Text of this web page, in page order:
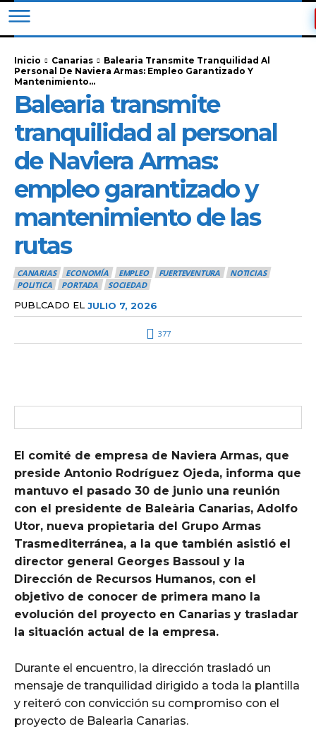
Inicio Canarias
Balearia Transmite Tranquilidad Al
Personal De Naviera Armas: Empleo Garantizado Y
Mantenimiento...
Balearia transmite
tranquilidad al personal
de Naviera Armas:
empleo garantizado y
mantenimiento de las
rutas
CANARIAS ECONOMÍA EMPLEO FUERTEVENTURA
NOTICIAS
POLITICA
PORTADA SOCIEDAD
PUBLCADO EL JULIO 7, 2026
377
El comité de empresa de Naviera Armas, que
preside Antonio Rodríguez Ojeda, informa que
mantuvo el pasado 30 de junio una reunión
con el presidente de Baleària Canarias, Adolfo
Utor, nueva propietaria del Grupo Armas
Trasmediterránea, a la que también asistió el
director general Georges Bassoul y la
Dirección de Recursos Humanos, con el
objetivo de conocer de primera mano la
evolución del proyecto en Canarias y trasladar
la situación actual de la empresa.
Durante el encuentro, la dirección trasladó un
mensaje de tranquilidad dirigido a toda la plantilla
y reiteró con convicción su compromiso con el
proyecto de Balearia Canarias.